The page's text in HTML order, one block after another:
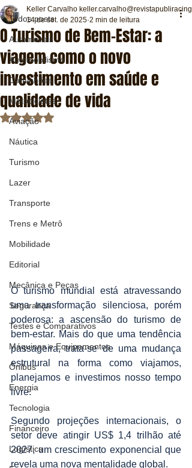
Todos posts
Automóveis
Automobilismo
Caminhões
Motocicletas
Aviação
Náutica
Turismo
Lazer
Transporte
Trens e Metrô
Mobilidade
Editorial
Mecânica e Peças
Segurança
Testes e Comparativos
Máquinas e Equipamentos
Ônibus
Energia
Tecnologia
Financeiro
Logística
O Turismo de Bem-Estar: a
viagem como o novo
investimento em saúde e
qualidade de vida
Keller Carvalho
14 de set. de 2025 2 min de leitura
Avaliado com NaN de 5 estrelas.
O turismo mundial está atravessando
uma transformação silenciosa, porém
poderosa: a ascensão do turismo de
bem-estar. Mais do que uma tendência
passageira, trata-se de uma mudança
estrutural na forma como viajamos,
planejamos e investimos nosso tempo
livre.
Segundo projeções internacionais, o
setor deve atingir US$ 1,4 trilhão até
2027, um crescimento exponencial que
revela uma nova mentalidade global.